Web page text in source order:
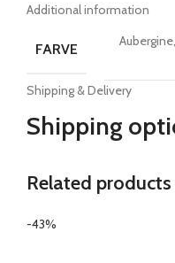
Additional information
FARVE
Shipping & Delivery
Shipping
Related products
-43%